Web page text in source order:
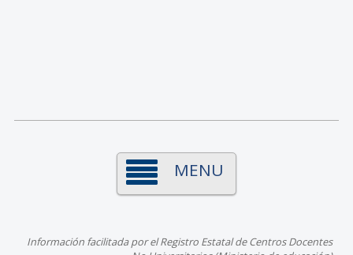
MENU
Información facilitada por el Registro Estatal de Centros Docentes